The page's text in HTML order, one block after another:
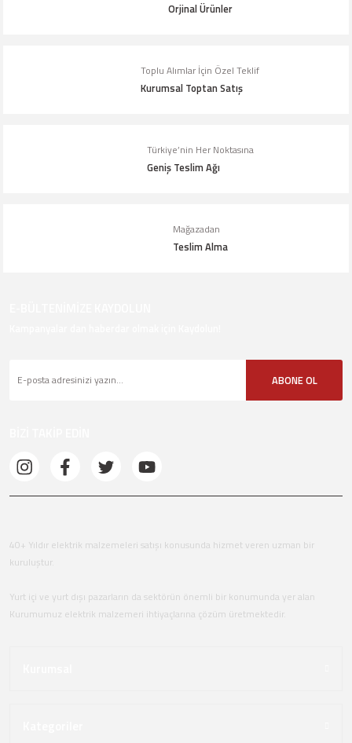
Ürün bilgilerinde hatalar bulunuyor.
Gönder
Orjinal Ürünler
Toplu Alımlar İçin Özel Teklif
Kurumsal Toptan Satış
Türkiye’nin Her Noktasına
Geniş Teslim Ağı
Mağazadan
Teslim Alma
ABONE OL
40+ Yıldır elektrik malzemeleri satışı konusunda hizmet veren uzman bir
kuruluştur.
Yurt içi ve yurt dışı pazarların da sektörün önemli bir konumunda yer alan
Kurumumuz elektrik malzemeri ihtiyaçlarına çözüm üretmektedir.